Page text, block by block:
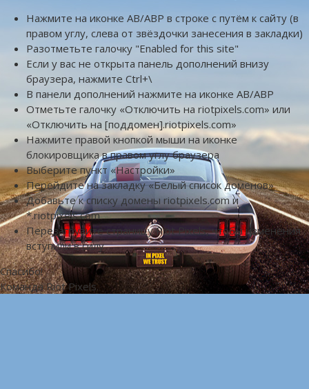
Нажмите на иконке AB/ABP в строке с путём к сайту (в
правом углу, слева от звёздочки занесения в закладки)
Разотметьте галочку "Enabled for this site"
Если у вас не открыта панель дополнений внизу
браузера, нажмите Ctrl+\
В панели дополнений нажмите на иконке AB/ABP
Отметьте галочку «Отключить на riotpixels.com» или
«Отключить на [поддомен].riotpixels.com»
Нажмите правой кнопкой мыши на иконке
блокировщика в правом углу браузера
Выберите пункт «Настройки»
Перейдите на закладку «Белый список доменов»
Добавьте к списку домены riotpixels.com и
*.riotpixels.com
Перезагрузите страницу Riot Pixels, чтобы изменения
вступили в силу
Спасибо!
Команда Riot Pixels.